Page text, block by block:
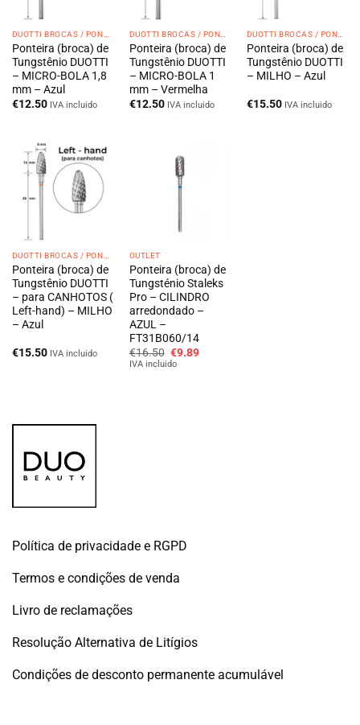
DUOTTI BROCAS / PONTEIRAS
Ponteira (broca) de
Tungstênio DUOTTI
– MICRO-BOLA 1,8
mm – Azul
€12.50 IVA incluido
DUOTTI BROCAS / PONTEIRAS
Ponteira (broca) de
Tungstênio DUOTTI
– MICRO-BOLA 1
mm – Vermelha
€12.50 IVA incluido
DUOTTI BROCAS / PONTEIRAS
Ponteira (broca) de
Tungstênio DUOTTI
– MILHO – Azul
€15.50 IVA incluido
Ponteira (broca) de
Tungstênio DUOTTI
– para CANHOTOS (
Left-hand) – MILHO
– Azul
€15.50 IVA incluido
OUTLET
Ponteira (broca) de
Tungsténio Staleks
Pro – CILINDRO
arredondado –
AZUL –
FT31B060/14
€16.50 O
preço
€9.89O
IVA incluido
Política de privacidade e RGPD
Termos e condições de venda
Livro de reclamações
Resolução Alternativa de Litígios
Condições de desconto permanente acumulável